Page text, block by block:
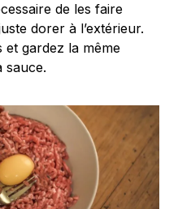
de les faire
dorer à l’extérieur.
et gardez la même
sauce.